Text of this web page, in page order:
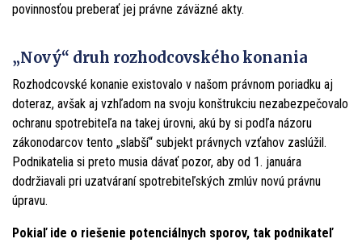
povinnosťou preberať jej právne záväzné akty.
„Nový“ druh rozhodcovského konania
Rozhodcovské konanie existovalo v našom právnom poriadku aj
doteraz, avšak aj vzhľadom na svoju konštrukciu nezabezpečovalo
ochranu spotrebiteľa na takej úrovni, akú by si podľa názoru
zákonodarcov tento „slabší“ subjekt právnych vzťahov zaslúžil.
Podnikatelia si preto musia dávať pozor, aby od 1. januára
dodržiavali pri uzatváraní spotrebiteľských zmlúv novú právnu
úpravu.
Pokiaľ ide o riešenie potenciálnych sporov, tak podnikateľ